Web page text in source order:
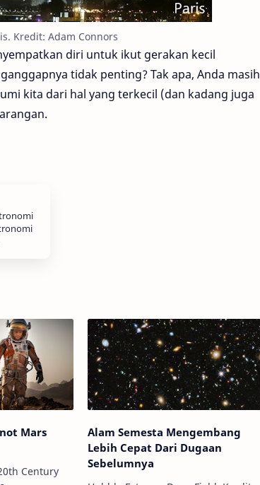
Kredit: Adam Connors
diri untuk ikut gerakan kecil
tidak penting? Tak apa, Anda masih
kita dari hal yang terkecil (dan kadang juga
Mars
Century
Alam Semesta Mengembang
Lebih Cepat Dari Dugaan
Sebelumnya